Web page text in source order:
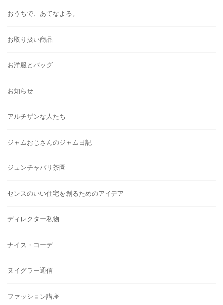
おうちで、あてなよる。
お取り扱い商品
お洋服とバッグ
お知らせ
アルチザンな人たち
ジャムおじさんのジャム日記
ジュンチャバリ茶園
センスのいい住宅を創るためのアイデア
ディレクター私物
ナイス・コーデ
ヌイグラー通信
ファッション講座